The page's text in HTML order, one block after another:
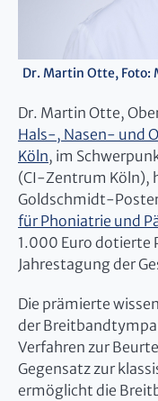
Dr. Martin Otte, Foto:
Dr. Martin Otte,
Hals-, Nasen- und
Köln, im
(CI-Zentrum Köln),
Goldschmidt-
für Phoniatrie und
1.000 Euro dotierte
Jahrestagung der
Die prämierte
der
Verfahren zur
Gegensatz zur
ermöglicht die